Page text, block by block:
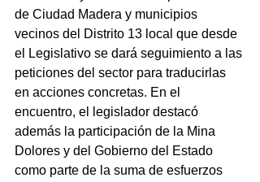
de Ciudad Madera y municipios
vecinos del Distrito 13 local que desde
el Legislativo se dará seguimiento a las
peticiones del sector para traducirlas
en acciones concretas. En el
encuentro, el legislador destacó
además la participación de la Mina
Dolores y del Gobierno del Estado
como parte de la suma de esfuerzos